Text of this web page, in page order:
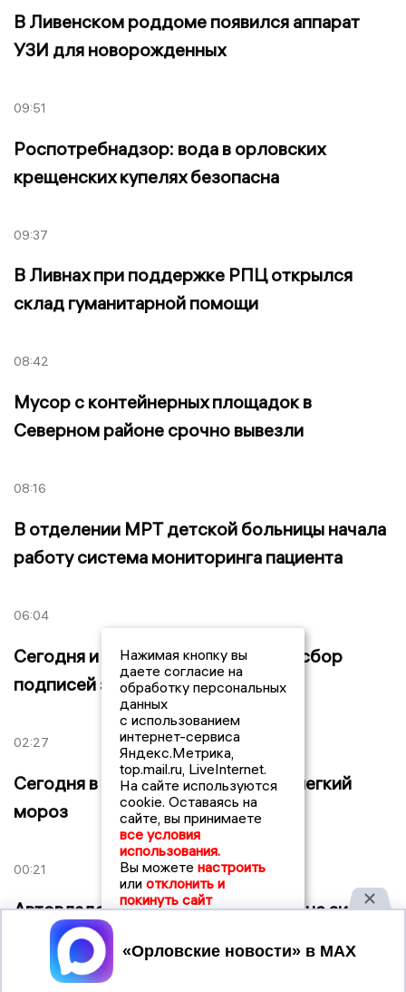
В Ливенском роддоме появился аппарат
УЗИ для новорожденных
09:51
Роспотребнадзор: вода в орловских
крещенских купелях безопасна
09:37
В Ливнах при поддержке РПЦ открылся
склад гуманитарной помощи
08:42
Мусор с контейнерных площадок в
Северном районе срочно вывезли
08:16
В отделении МРТ детской больницы начала
работу система мониторинга пациента
06:04
Сегодня и завтра в Орле пройдет сбор
подписей за запрет абортов
02:27
Сегодня в Орле будет облачно и легкий
мороз
00:21
Автовладельцы в Орловском районе зимой
паркуются на газонах
Нажимая кнопку вы
даете согласие на
обработку персональных
данных
с использованием
интернет-сервиса
Яндекс.Метрика,
top.mail.ru, LiveInternet.
На сайте используются
cookie. Оставаясь на
сайте, вы принимаете
все условия
использования.
Вы можете настроить
или отклонить и
покинуть сайт
Принять